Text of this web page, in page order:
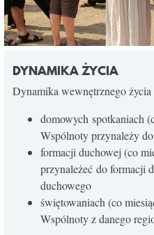
DYNAMIKA ŻYCIA
Dynamika wewnętrznego
domowych spotkaniach
Wspólnoty przynależy
formacji duchowej (co
przynależeć do formacji
duchowego
świętowaniach (co
Wspólnoty z danego